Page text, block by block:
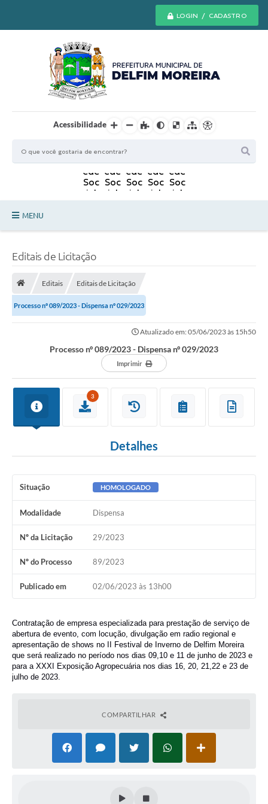
LOGIN / CADASTRO
Acessibilidade
MENU
Defesa Civil
AQUI TEM SEBRAE
DOCUMENTOS
Cultura
Meio Ambiente
Conheça Delfim Moreira
JORNADA DO PATRIMÔNIO
Arquivos para Download
Links
Contratos
Editais de Licitação
Editais Editais de Licitação
Processo nº 089/2023 - Dispensa nº 029/2023
Atualizado em: 05/06/2023 às 15h50
Processo nº 089/2023 - Dispensa nº 029/2023
Imprimir
3
Detalhes
Situação HOMOLOGADO
Modalidade Dispensa
Nº da Licitação 29/2023
Nº do Processo 89/2023
Publicado em 02/06/2023 às 13h00
Contratação de empresa especializada para prestação de serviço de
abertura de evento, com locução, divulgação em radio regional e
apresentação de shows no II Festival de Inverno de Delfim Moreira
que será realizado no período nos dias 09,10 e 11 de junho de 2023 e
para a XXXI Exposição Agropecuária nos dias 16, 20, 21,22 e 23 de
julho de 2023.
COMPARTILHAR